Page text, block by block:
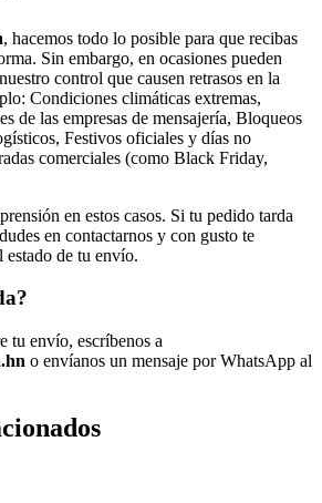
, hacemos todo lo posible para que recibas
Sin embargo, en ocasiones pueden
control que causen retrasos en la
Condiciones climáticas extremas,
de las empresas de mensajería, Bloqueos
Festivos oficiales y días no
comerciales (como Black Friday,
en estos casos. Si tu pedido tarda
en contactarnos y con gusto te
estado de tu envío.
tu envío, escríbenos a
o envíanos un mensaje por WhatsApp al